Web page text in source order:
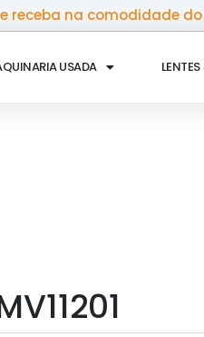
receba na comodidade
USADA LENTES